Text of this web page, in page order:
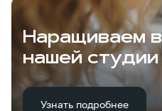
Наращиваем
нашей студии
Узнать подробнее